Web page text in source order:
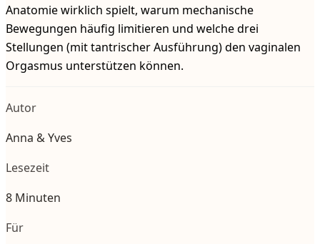
Anatomie wirklich spielt, warum mechanische
Bewegungen häufig limitieren und welche drei
Stellungen (mit tantrischer Ausführung) den vaginalen
Orgasmus unterstützen können.
Autor
Anna & Yves
Lesezeit
8 Minuten
Für